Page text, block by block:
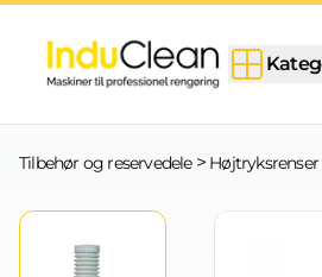
Skip to content
Tilbehør og reservedele>